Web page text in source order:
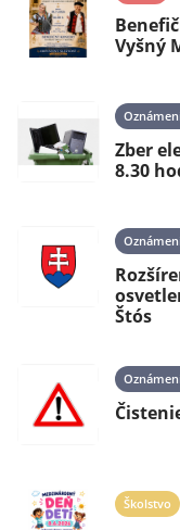
Vyšný
Zber
8.30
Štós
Školstvo